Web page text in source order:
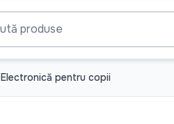
Electronică pentru copii